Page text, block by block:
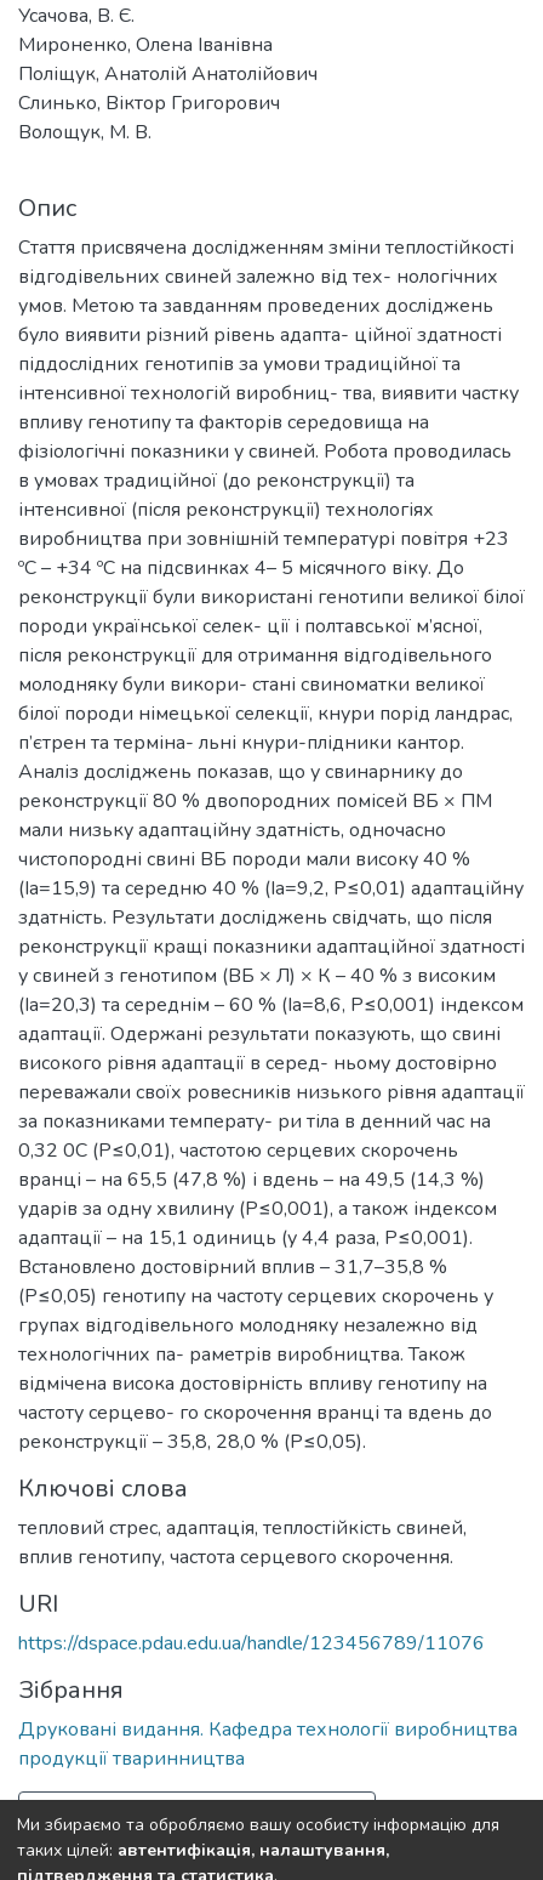
Усачова, В. Є.
Мироненко, Олена Іванівна
Поліщук, Анатолій Анатолійович
Слинько, Віктор Григорович
Волощук, М. В.
Опис
Стаття присвячена дослідженням зміни теплостійкості
відгодівельних свиней залежно від тех- нологічних
умов. Метою та завданням проведених досліджень
було виявити різний рівень адапта- ційної здатності
піддослідних генотипів за умови традиційної та
інтенсивної технологій виробниц- тва, виявити частку
впливу генотипу та факторів середовища на
фізіологічні показники у свиней. Робота проводилась
в умовах традиційної (до реконструкції) та
інтенсивної (після реконструкції) технологіях
виробництва при зовнішній температурі повітря +23
ºС – +34 ºС на підсвинках 4– 5 місячного віку. До
реконструкції були використані генотипи великої білої
породи української селек- ції і полтавської м’ясної,
після реконструкції для отримання відгодівельного
молодняку були викори- стані свиноматки великої
білої породи німецької селекції, кнури порід ландрас,
п’єтрен та терміна- льні кнури-плідники кантор.
Аналіз досліджень показав, що у свинарнику до
реконструкції 80 % двопородних помісей ВБ × ПМ
мали низьку адаптаційну здатність, одночасно
чистопородні свині ВБ породи мали високу 40 %
(Ia=15,9) та середню 40 % (Ia=9,2, Р≤0,01) адаптаційну
здатність. Результати досліджень свідчать, що після
реконструкції кращі показники адаптаційної здатності
у свиней з генотипом (ВБ × Л) × К – 40 % з високим
(Ia=20,3) та середнім – 60 % (Ia=8,6, Р≤0,001) індексом
адаптації. Одержані результати показують, що свині
високого рівня адаптації в серед- ньому достовірно
переважали своїх ровесників низького рівня адаптації
за показниками температу- ри тіла в денний час на
0,32 0С (Р≤0,01), частотою серцевих скорочень
вранці – на 65,5 (47,8 %) і вдень – на 49,5 (14,3 %)
ударів за одну хвилину (Р≤0,001), а також індексом
адаптації – на 15,1 одиниць (у 4,4 раза, Р≤0,001).
Встановлено достовірний вплив – 31,7–35,8 %
(Р≤0,05) генотипу на частоту серцевих скорочень у
групах відгодівельного молодняку незалежно від
технологічних па- раметрів виробництва. Також
відмічена висока достовірність впливу генотипу на
частоту серцево- го скорочення вранці та вдень до
реконструкції – 35,8, 28,0 % (Р≤0,05).
Ключові слова
тепловий стрес, адаптація, теплостійкість свиней,
вплив генотипу, частота серцевого скорочення.
URI
https://dspace.pdau.edu.ua/handle/123456789/11076
Зібрання
Друковані видання. Кафедра технології виробництва
продукції тваринництва
Повна інформація про документ
Ми збираємо та обробляємо вашу особисту інформацію для
таких цілей: автентифікація, налаштування,